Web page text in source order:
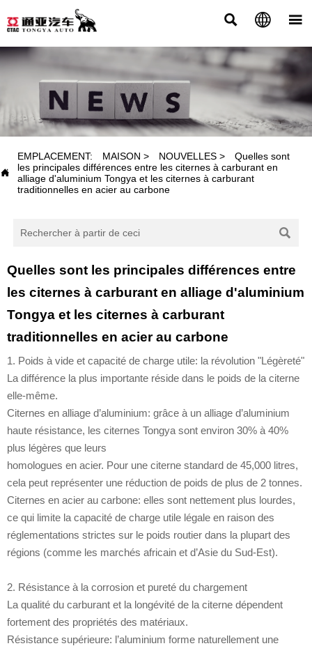
  
NOUVELLES

EMPLACEMENT: MAISON > NOUVELLES >
Quelles sont
les principales différences entre les citernes à carburant en
alliage d'aluminium Tongya et les citernes à carburant
traditionnelles en acier au carbone

Quelles sont les principales différences entre
les citernes à carburant en alliage d'aluminium
Tongya et les citernes à carburant
traditionnelles en acier au carbone
1. Poids à vide et capacité de charge utile: la révolution "Légèreté"
La différence la plus importante réside dans le poids de la citerne
elle-même.
Citernes en alliage d’aluminium: grâce à un alliage d’aluminium
haute résistance, les citernes Tongya sont environ 30% à 40%
plus légères que leurs
homologues en acier. Pour une citerne standard de 45,000 litres,
cela peut représenter une réduction de poids de plus de 2 tonnes.
Citernes en acier au carbone: elles sont nettement plus lourdes,
ce qui limite la capacité de charge utile légale en raison des
réglementations strictes sur le poids routier dans la plupart des
régions (comme les marchés africain et d’Asie du Sud-Est).
2. Résistance à la corrosion et pureté du chargement
La qualité du carburant et la longévité de la citerne dépendent
fortement des propriétés des matériaux.
Résistance supérieure: l’aluminium forme naturellement une